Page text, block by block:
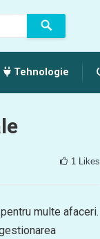
Tehnologie
1 Likes
multe afaceri.